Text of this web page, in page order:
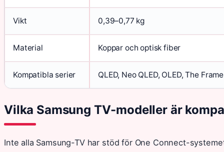
Vikt 0,39–0,77 kg
Material Koppar och optisk fiber
Kompatibla serier QLED, Neo QLED, OLED, The Frame
Vilka Samsung TV-modeller är
Inte alla Samsung-TV har stöd för One Connect-